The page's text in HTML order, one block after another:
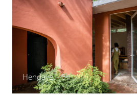
Hendaye – 64